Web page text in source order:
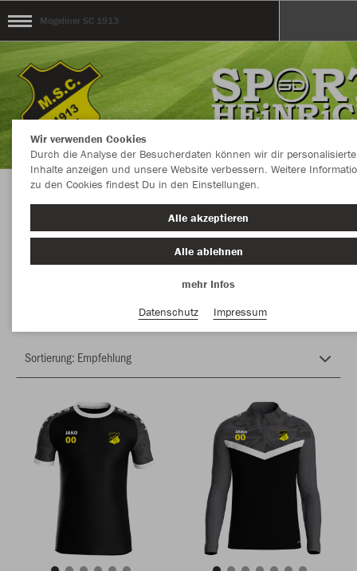
Mögeliner SC 1913
Herzlich Willkommen im Teamshop Mögeliner
SC 1913
Wir verwenden Cookies
Durch die Analyse der Besucherdaten können wir dir personalisierte
Inhalte anzeigen und unsere Website verbessern. Weitere
zu den Cookies findest Du in den Einstellungen.
Alle akzeptieren
Alle ablehnen
mehr Infos
Datenschutz
Impressum